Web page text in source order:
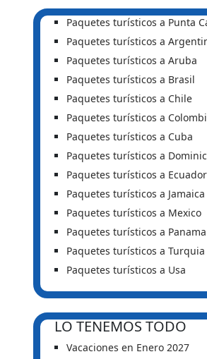
Paquetes turísticos a Punta
Paquetes turísticos a
Paquetes turísticos a Aruba
Paquetes turísticos a Brasil
Paquetes turísticos a Chile
Paquetes turísticos a
Paquetes turísticos a Cuba
Paquetes turísticos a
Paquetes turísticos a Ecuador
Paquetes turísticos a Jamaica
Paquetes turísticos a Mexico
Paquetes turísticos a Panama
Paquetes turísticos a Turquia
Paquetes turísticos a Usa
LO TENEMOS TODO
Vacaciones en Enero 2027